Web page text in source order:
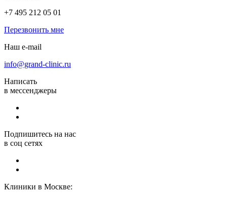
+7 495 212 05 01
Перезвонить мне
Наш e-mail
info@grand-clinic.ru
Написать
в мессенджеры
Подпишитесь на нас
в соц сетях
Клиники в Москве: